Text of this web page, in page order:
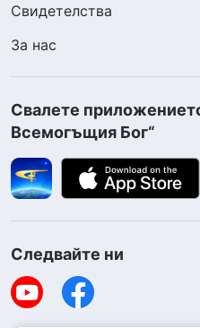
Свидетелства
За нас
Свалете
Всемогъщия Бог“
Следвайте ни